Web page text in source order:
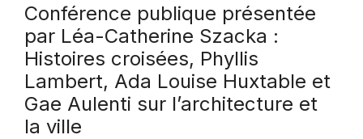
Conférence publique présentée
par Léa-Catherine Szacka :
Histoires croisées, Phyllis
Lambert, Ada Louise Huxtable et
Gae Aulenti sur l’architecture et
la ville